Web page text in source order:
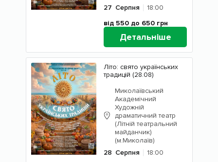
27 Серпня
18:00
від 550 до 650 грн
Детальніше
Літо: свято українських
традицій (28.08)
Миколаївський
Академічний
Художній
драматичний театр
(Літній театральний
майданчик)
(м.Миколаїв)
28 Серпня 18:00